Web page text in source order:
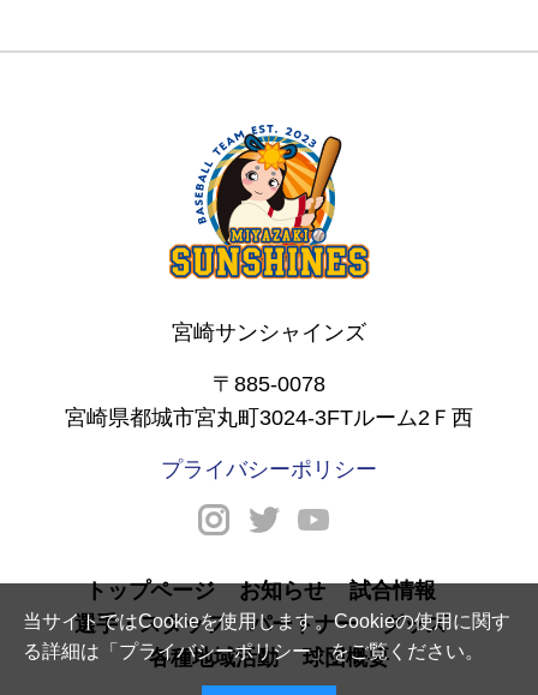
当サイトではCookieを使用します。Cookieの使用に関す
る詳細は「 プライバシーポリシー」をご覧ください。
宮崎サンシャインズ
〒885-0078
宮崎県都城市宮丸町3024-3FTルーム2Ｆ西
プライバシーポリシー
トップページ お知らせ
試合情報
選手・スタッフ
パートナー
グッズ
各種地域活動
球団概要